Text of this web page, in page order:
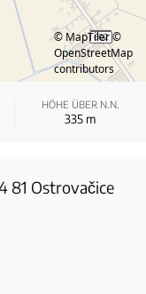
© MapTiler©
OpenStreetMap
contributors
HÖHE ÜBER N.N.
335 m
81 Ostrovačice